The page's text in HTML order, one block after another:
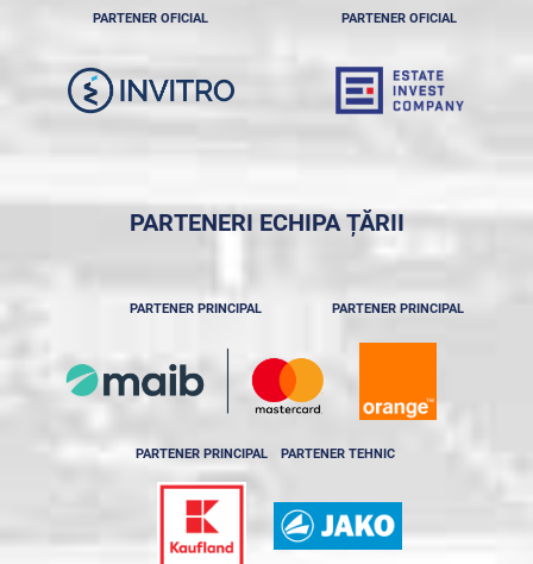
PARTENER OFICIAL PARTENER OFICIAL
PARTENERI ECHIPA ȚĂRII
PARTENER PRINCIPAL PARTENER PRINCIPAL
PARTENER PRINCIPAL PARTENER TEHNIC